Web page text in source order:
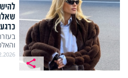
כרגע